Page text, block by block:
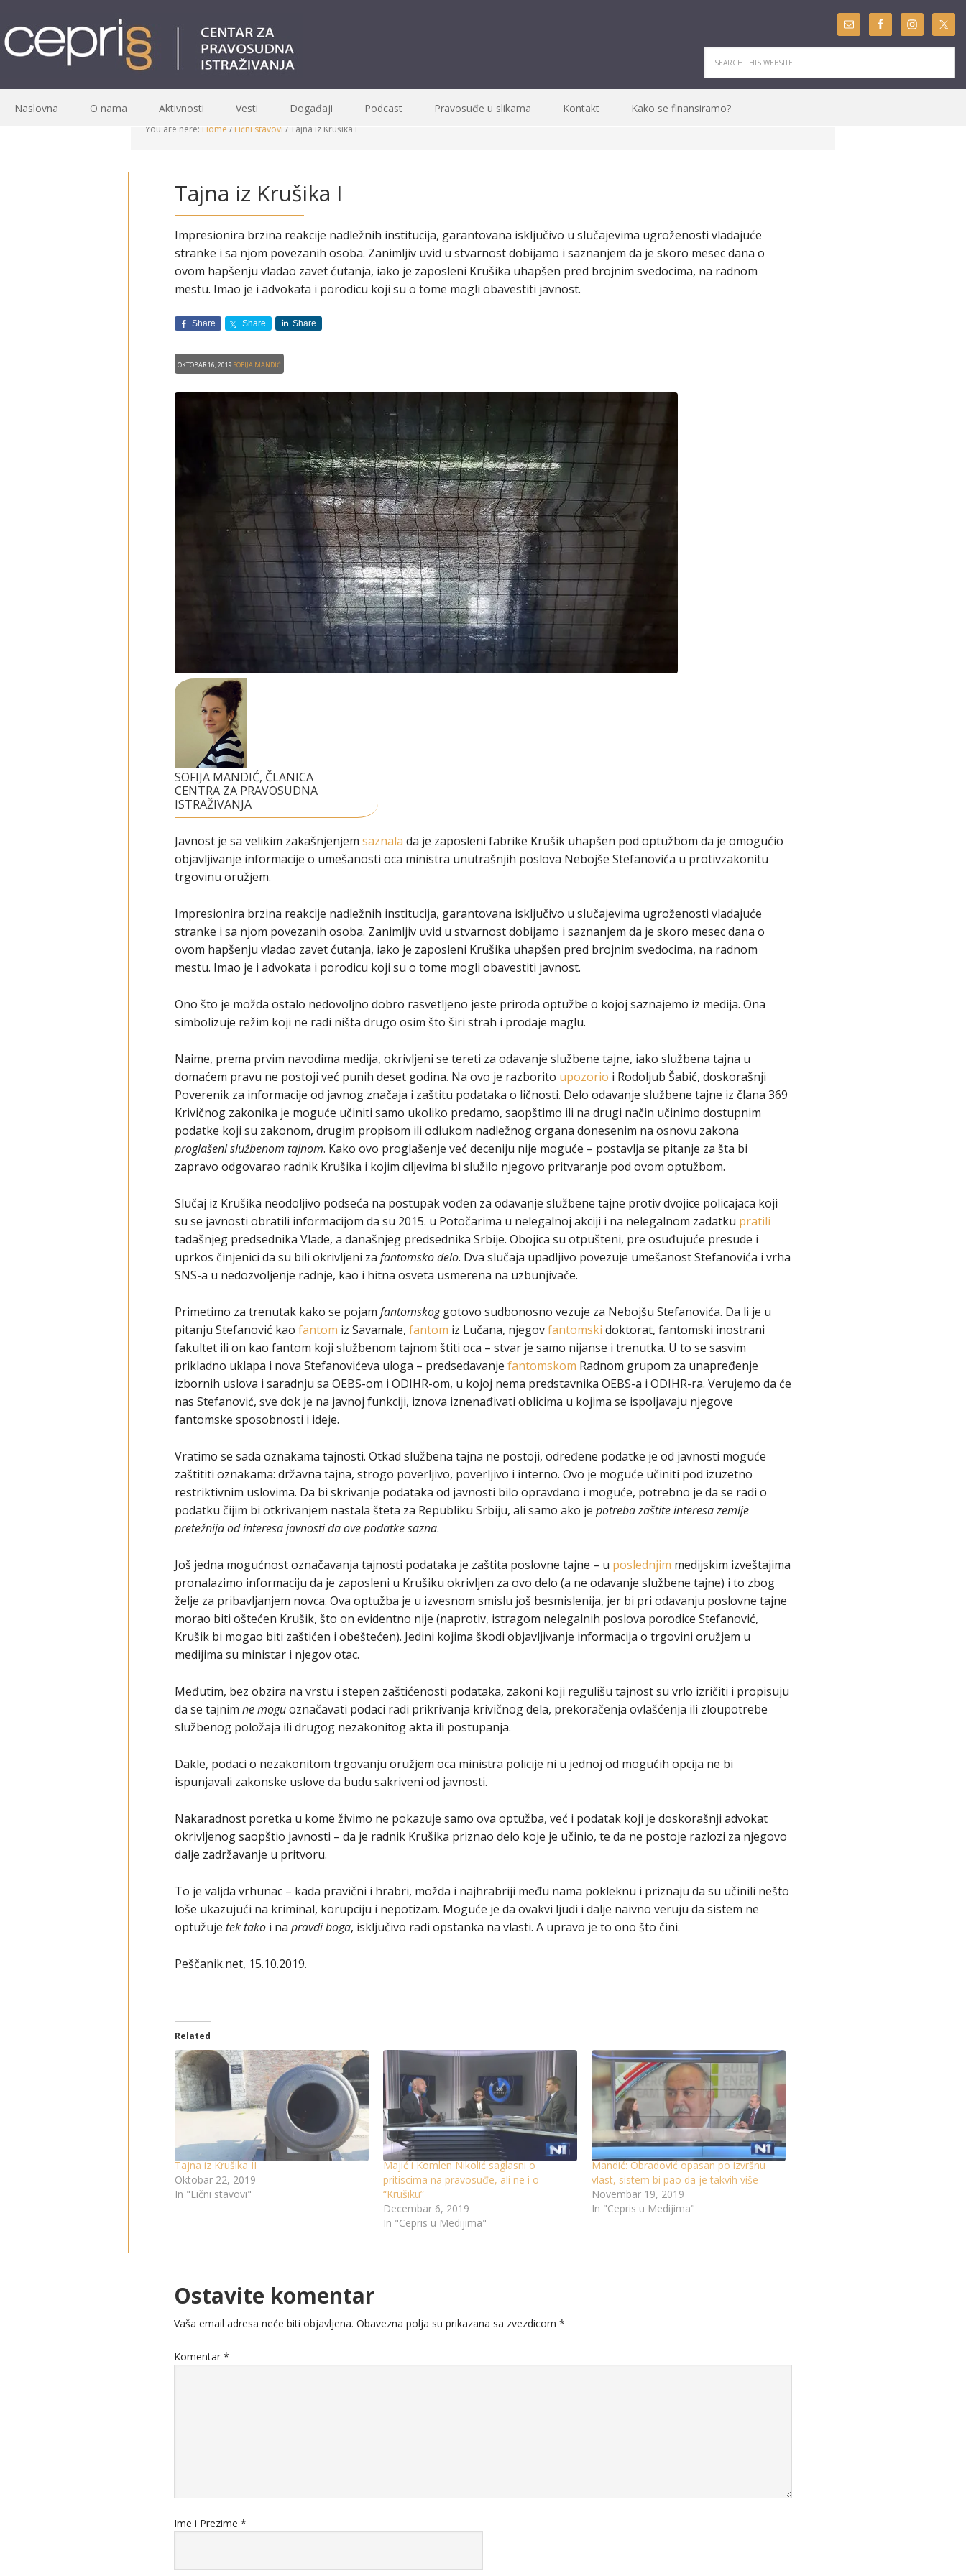
Naslovna O nama Aktivnosti Vesti Događaji Podcast Pravosuđe u slikama Kontakt Kako se finansiramo?
You are here: Home /Lični stavovi /Tajna iz Krušika I
Tajna iz Krušika I
Impresionira brzina reakcije nadležnih institucija, garantovana isključivo u slučajevima ugroženosti vladajuće
stranke i sa njom povezanih osoba. Zanimljiv uvid u stvarnost dobijamo i saznanjem da je skoro mesec dana o
ovom hapšenju vladao zavet ćutanja, iako je zaposleni Krušika uhapšen pred brojnim svedocima, na radnom
mestu. Imao je i advokata i porodicu koji su o tome mogli obavestiti javnost.
Share Share Share
Oktobar 16, 2019Sofija Mandić
SOFIJA MANDIĆ, ČLANICA
CENTRA ZA PRAVOSUDNA
ISTRAŽIVANJA
Javnost je sa velikim zakašnjenjem saznala da je zaposleni fabrike Krušik uhapšen pod optužbom da je omogućio
objavljivanje informacije o umešanosti oca ministra unutrašnjih poslova Nebojše Stefanovića u protivzakonitu
trgovinu oružjem.
Impresionira brzina reakcije nadležnih institucija, garantovana isključivo u slučajevima ugroženosti vladajuće
stranke i sa njom povezanih osoba. Zanimljiv uvid u stvarnost dobijamo i saznanjem da je skoro mesec dana o
ovom hapšenju vladao zavet ćutanja, iako je zaposleni Krušika uhapšen pred brojnim svedocima, na radnom
mestu. Imao je i advokata i porodicu koji su o tome mogli obavestiti javnost.
Ono što je možda ostalo nedovoljno dobro rasvetljeno jeste priroda optužbe o kojoj saznajemo iz medija. Ona
simbolizuje režim koji ne radi ništa drugo osim što širi strah i prodaje maglu.
Naime, prema prvim navodima medija, okrivljeni se tereti za odavanje službene tajne, iako službena tajna u
domaćem pravu ne postoji već punih deset godina. Na ovo je razborito upozorio i Rodoljub Šabić, doskorašnji
Poverenik za informacije od javnog značaja i zaštitu podataka o ličnosti. Delo odavanje službene tajne iz člana 369
Krivičnog zakonika je moguće učiniti samo ukoliko predamo, saopštimo ili na drugi način učinimo dostupnim
podatke koji su zakonom, drugim propisom ili odlukom nadležnog organa donesenim na osnovu zakona
proglašeni službenom tajnom. Kako ovo proglašenje već deceniju nije moguće – postavlja se pitanje za šta bi
zapravo odgovarao radnik Krušika i kojim ciljevima bi služilo njegovo pritvaranje pod ovom optužbom.
Slučaj iz Krušika neodoljivo podseća na postupak vođen za odavanje službene tajne protiv dvojice policajaca koji
su se javnosti obratili informacijom da su 2015. u Potočarima u nelegalnoj akciji i na nelegalnom zadatku pratili
tadašnjeg predsednika Vlade, a današnjeg predsednika Srbije. Obojica su otpušteni, pre osuđujuće presude i
uprkos činjenici da su bili okrivljeni za fantomsko delo. Dva slučaja upadljivo povezuje umešanost Stefanovića i vrha
SNS-a u nedozvoljenje radnje, kao i hitna osveta usmerena na uzbunjivače.
Primetimo za trenutak kako se pojam fantomskoggotovo sudbonosno vezuje za Nebojšu Stefanovića. Da li je u
pitanju Stefanović kao fantom iz Savamale, fantom iz Lučana, njegovfantomski doktorat, fantomski inostrani
fakultet ili on kao fantom koji službenom tajnom štiti oca – stvar je samo nijanse i trenutka. U to se sasvim
prikladno uklapa i nova Stefanovićeva uloga – predsedavanje fantomskom Radnom grupom za unapređenje
izbornih uslova i saradnju sa OEBS-om i ODIHR-om, u kojoj nema predstavnika OEBS-a i ODIHR-ra. Verujemo da će
nas Stefanović, sve dok je na javnoj funkciji, iznova iznenađivati oblicima u kojima se ispoljavaju njegove
fantomske sposobnosti i ideje.
Vratimo se sada oznakama tajnosti. Otkad službena tajna ne postoji, određene podatke je od javnosti moguće
zaštititi oznakama: državna tajna, strogo poverljivo, poverljivo i interno. Ovo je moguće učiniti pod izuzetno
restriktivnim uslovima. Da bi skrivanje podataka od javnosti bilo opravdano i moguće, potrebno je da se radi o
podatku čijim bi otkrivanjem nastala šteta za Republiku Srbiju, ali samo ako je potreba zaštite interesa zemlje
pretežnija od interesa javnosti da ove podatke sazna.
Još jedna mogućnost označavanja tajnosti podataka je zaštita poslovne tajne – u poslednjim medijskim izveštajima
pronalazimo informaciju da je zaposleni u Krušiku okrivljen za ovo delo (a ne odavanje službene tajne) i to zbog
želje za pribavljanjem novca. Ova optužba je u izvesnom smislu još besmislenija, jer bi pri odavanju poslovne tajne
morao biti oštećen Krušik, što on evidentno nije (naprotiv, istragom nelegalnih poslova porodice Stefanović,
Krušik bi mogao biti zaštićen i obeštećen). Jedini kojima škodi objavljivanje informacija o trgovini oružjem u
medijima su ministar i njegov otac.
Međutim, bez obzira na vrstu i stepen zaštićenosti podataka, zakoni koji regulišu tajnost su vrlo izričiti i propisuju
da se tajnim ne moguoznačavati podaci radi prikrivanja krivičnog dela, prekoračenja ovlašćenja ili zloupotrebe
službenog položaja ili drugog nezakonitog akta ili postupanja.
Dakle, podaci o nezakonitom trgovanju oružjem oca ministra policije ni u jednoj od mogućih opcija ne bi
ispunjavali zakonske uslove da budu sakriveni od javnosti.
Nakaradnost poretka u kome živimo ne pokazuje samo ova optužba, već i podatak koji je doskorašnji advokat
okrivljenog saopštio javnosti – da je radnik Krušika priznao delo koje je učinio, te da ne postoje razlozi za njegovo
dalje zadržavanje u pritvoru.
To je valjda vrhunac – kada pravični i hrabri, možda i najhrabriji među nama pokleknu i priznaju da su učinili nešto
loše ukazujući na kriminal, korupciju i nepotizam. Moguće je da ovakvi ljudi i dalje naivno veruju da sistem ne
optužuje tek takoi na pravdi boga, isključivo radi opstanka na vlasti. A upravo je to ono što čini.
Peščanik.net, 15.10.2019.
Related
Tajna iz Krušika II
Oktobar 22, 2019
In "Lični stavovi"
Majić i Komlen Nikolić saglasni o
pritiscima na pravosuđe, ali ne i o
“Krušiku”
Decembar 6, 2019
In "Cepris u Medijima"
Mandić: Obradović opasan po izvršnu
vlast, sistem bi pao da je takvih više
Novembar 19, 2019
In "Cepris u Medijima"
Ostavite komentar
Vaša email adresa neće biti objavljena. Obavezna polja su prikazana sa zvezdicom *
Komentar *
Ime i Prezime *